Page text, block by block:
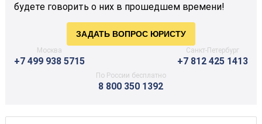
будете говорить о них в прошедшем времени!
Москва
+7 499 938 5715
Санкт-Петербург
+7 812 425 1413
По России бесплатно
8 800 350 1392